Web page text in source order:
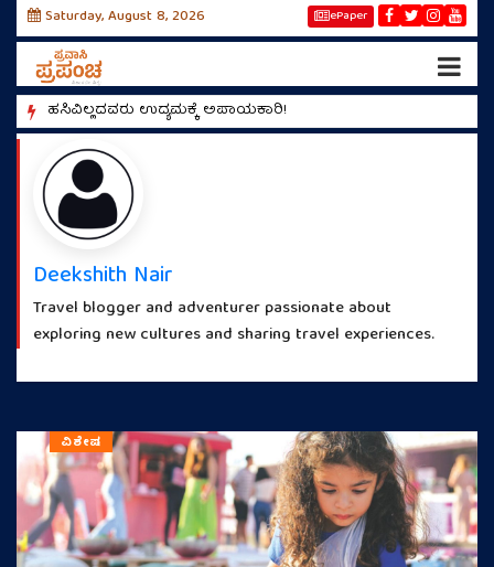
Saturday, August 8, 2026 ePaper
ಹಸಿವಿಲ್ಲದವರು ಉದ್ಯಮಕ್ಕೆ ಅಪಾಯಕಾರಿ!
Deekshith Nair
Travel blogger and adventurer passionate about
exploring new cultures and sharing travel experiences.
ವಿಶೇಷ